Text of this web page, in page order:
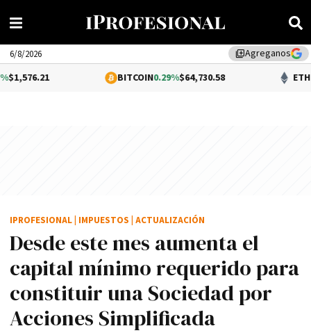
library_addAgreganos
6/8/2026
0.29%$64,730.58 ETHEREUM
Desde este mes aumenta el
capital mínimo requerido para
constituir una Sociedad por
Acciones Simplificada
IPROFESIONAL IMPUESTOS ACTUALIZACIÓN